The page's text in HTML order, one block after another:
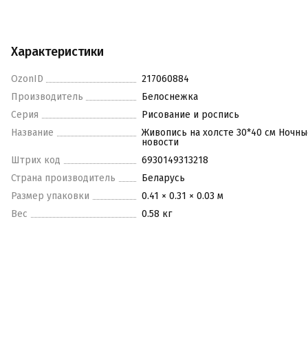
Характеристики
OzonID
217060884
Производитель
Белоснежка
Серия
Рисование и роспись
Название
Живопись на холсте 30*40 см
новости
Штрих код
6930149313218
Страна производитель
Беларусь
Размер упаковки
0.41 × 0.31 × 0.03 м
Вес
0.58 кг